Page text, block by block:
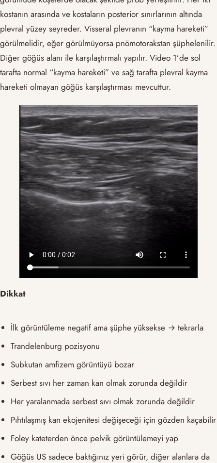
kostanın arasında ve kostaların posterior sınırlarının altında
plevral yüzey seyreder. Visseral plevranın “kayma hareketi”
görülmelidir, eğer görülmüyorsa pnömotorakstan şüphelenilir.
Diğer göğüs alanı ile karşılaştırmalı yapılır. Video 1’de sol
tarafta normal “kayma hareketi” ve sağ tarafta plevral kayma
hareketi olmayan göğüs karşılaştırması mevcuttur.
Dikkat
İlk görüntüleme negatif ama şüphe yüksekse → tekrarla
Trandelenburg pozisyonu
Subkutan amfizem görüntüyü bozar
Serbest sıvı her zaman kan olmak zorunda değildir
Her yaralanmada serbest sıvı olmak zorunda değildir
Pıhtılaşmış kan ekojenitesi değişeceği için gözden kaçabilir
Foley kateterden önce pelvik görüntülemeyi yap
Göğüs US sadece baktığınız yeri görür, diğer alanlara da